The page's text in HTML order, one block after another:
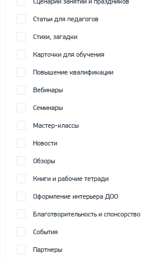
Сценарии занятий и праздников
Статьи для педагогов
Стихи, загадки
Карточки для обучения
Повышение квалификации
Вебинары
Семинары
Мастер-классы
Новости
Обзоры
Книги и рабочие тетради
Оформление интерьера ДОО
Благотворительность и спонсорство
События
Партнеры